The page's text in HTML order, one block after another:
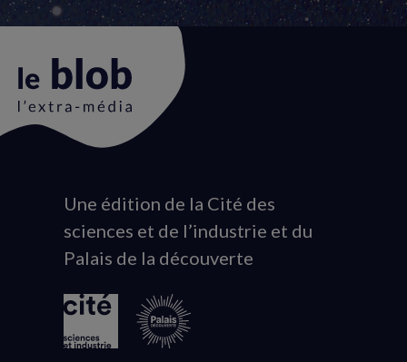
Animation
du
logo
Une édition de la Cité des
sciences et de l’industrie et du
Palais de la découverte